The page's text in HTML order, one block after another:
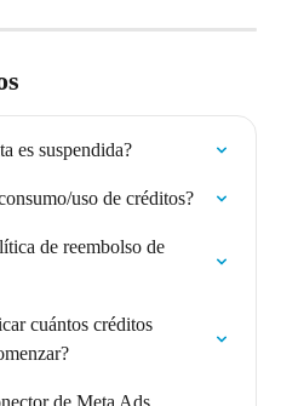
es suspendida?
uso de créditos?
de reembolso de
cuántos créditos